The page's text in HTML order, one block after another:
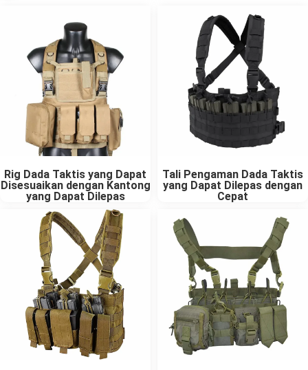
Rig Dada Taktis yang Dapat
Disesuaikan dengan Kantong
yang Dapat Dilepas
Tali Pengaman Dada Taktis
yang Dapat Dilepas dengan
Cepat